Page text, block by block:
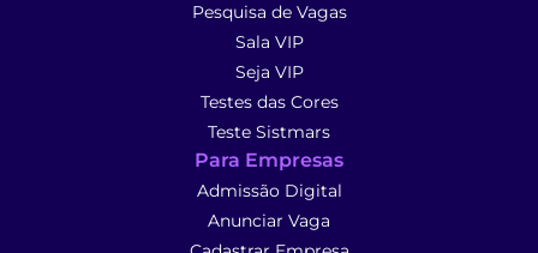
Pesquisa de Vagas
Sala VIP
Seja VIP
Testes das Cores
Teste Sistmars
Para Empresas
Admissão Digital
Anunciar Vaga